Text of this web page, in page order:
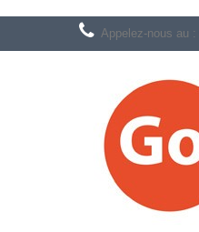
Appelez-nous au :